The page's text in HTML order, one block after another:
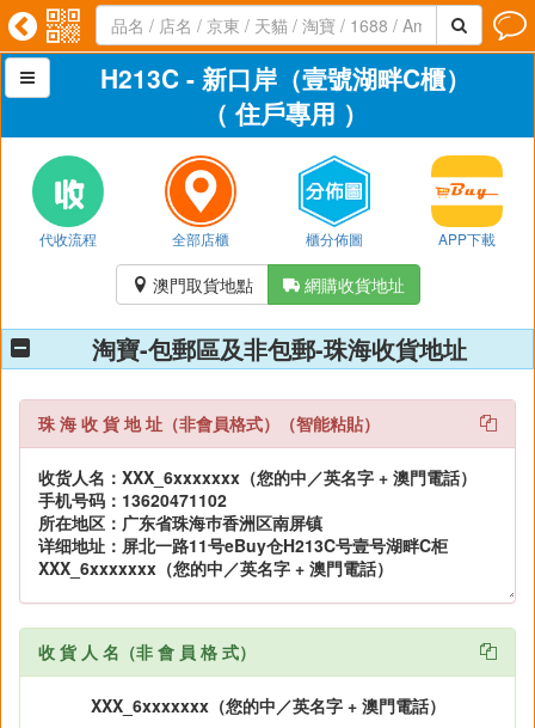
   

H213C - 新口岸（壹號湖畔C櫃）
（ 住戶專用 ）
代收流程 全部店櫃 櫃分佈圖 APP下載
 澳門取貨地點 網購收貨地址
淘寶-包郵區及非包郵-珠海收貨地址
珠 海 收 貨 地 址（非會員格式）（智能粘貼） 
收 貨 人 名（非 會 員 格 式） 